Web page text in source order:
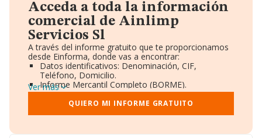
Acceda a toda la información
comercial de Ainlimp
Servicios Sl
A través del informe gratuito que te proporcionamos
desde Einforma, donde vas a encontrar:
Datos identificativos: Denominación, CIF,
Teléfono, Domicilio.
Informe Mercantil Completo (BORME).
Gráficos de Evolución Ventas y Empleados.
Consejo de Administración y Administradores.
Directivos y Ejecutivos.
Ver más
QUIERO MI INFORME GRATUITO